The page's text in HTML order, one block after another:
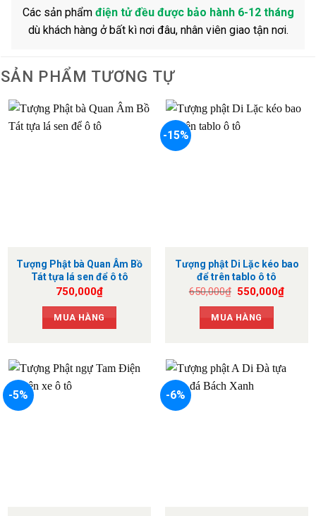
Các sản phẩm điện tử đều được bảo hành 6-12 tháng
dù khách hàng ở bất kì nơi đâu, nhân viên giao tận nơi.
SẢN PHẨM TƯƠNG TỰ
Tượng Phật bà Quan Âm Bồ
Tát tựa lá sen để ô tô
750,000₫
MUA HÀNG
-15%
Tượng phật Di Lặc kéo bao
để trên tablo ô tô
650,000₫ Giá
là:
650,000₫.
550,000₫Giá
MUA HÀNG
-5% -6%